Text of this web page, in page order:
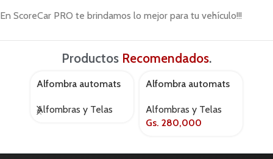
En ScoreCar PRO te brindamos lo mejor para tu vehículo!!!
Productos Recomendados.
AGOTADO
Alfombra automats
negro
Alfombras y Telas
AGOTADO
Alfombra automats
baul
Alfombras y Telas
Gs. 280,000